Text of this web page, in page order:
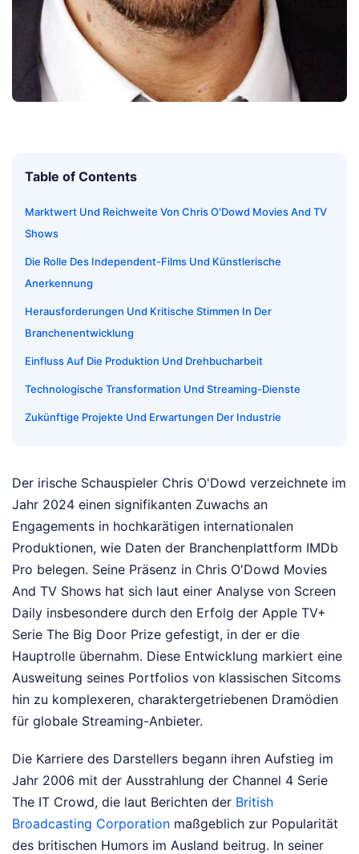
Table of Contents
Marktwert Und Reichweite Von Chris O'Dowd Movies And TV
Shows
Die Rolle Des Independent-Films Und Künstlerische
Anerkennung
Herausforderungen Und Kritische Stimmen In Der
Branchenentwicklung
Einfluss Auf Die Produktion Und Drehbucharbeit
Technologische Transformation Und Streaming-Dienste
Zukünftige Projekte Und Erwartungen Der Industrie
Der irische Schauspieler Chris O'Dowd verzeichnete im
Jahr 2024 einen signifikanten Zuwachs an
Engagements in hochkarätigen internationalen
Produktionen, wie Daten der Branchenplattform IMDb
Pro belegen. Seine Präsenz in Chris O'Dowd Movies
And TV Shows hat sich laut einer Analyse von Screen
Daily insbesondere durch den Erfolg der Apple TV+
Serie The Big Door Prize gefestigt, in der er die
Hauptrolle übernahm. Diese Entwicklung markiert eine
Ausweitung seines Portfolios von klassischen Sitcoms
hin zu komplexeren, charaktergetriebenen Dramödien
für globale Streaming-Anbieter.
Die Karriere des Darstellers begann ihren Aufstieg im
Jahr 2006 mit der Ausstrahlung der Channel 4 Serie
The IT Crowd, die laut Berichten der British
Broadcasting Corporation maßgeblich zur Popularität
des britischen Humors im Ausland beitrug. In seiner